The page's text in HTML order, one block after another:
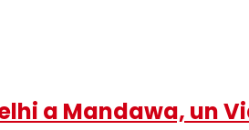
a Mandawa, un